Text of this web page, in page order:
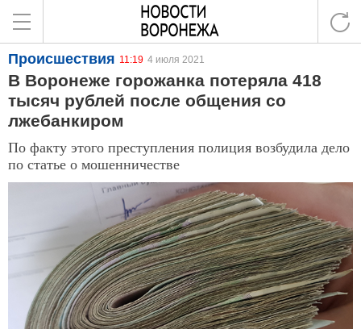
Происшествия 11:19 4 июля 2021
В Воронеже горожанка потеряла 418
тысяч рублей после общения со
лжебанкиром
По факту этого преступления полиция возбудила дело
по статье о мошенничестве